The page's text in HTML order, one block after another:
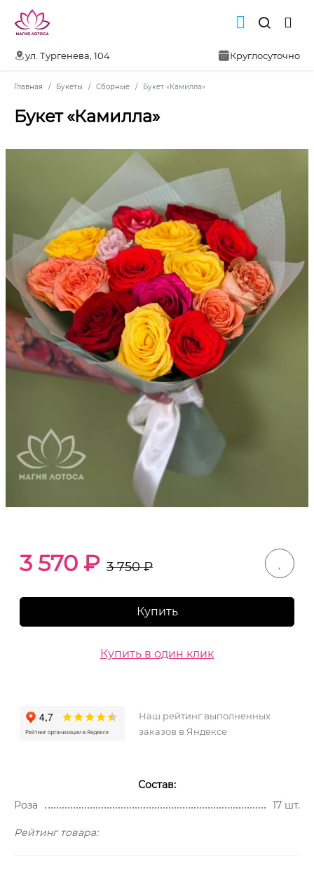
ул. Тургенева, 104 Круглосуточно
Главная Букеты Сборные Букет «Камилла»
Букет «Камилла»
3 570 ₽ 3 750₽
Купить
Купить в один клик
Наш рейтинг выполненных
заказов в Яндексе
Состав:
Роза
17 шт.
Рейтинг товара: